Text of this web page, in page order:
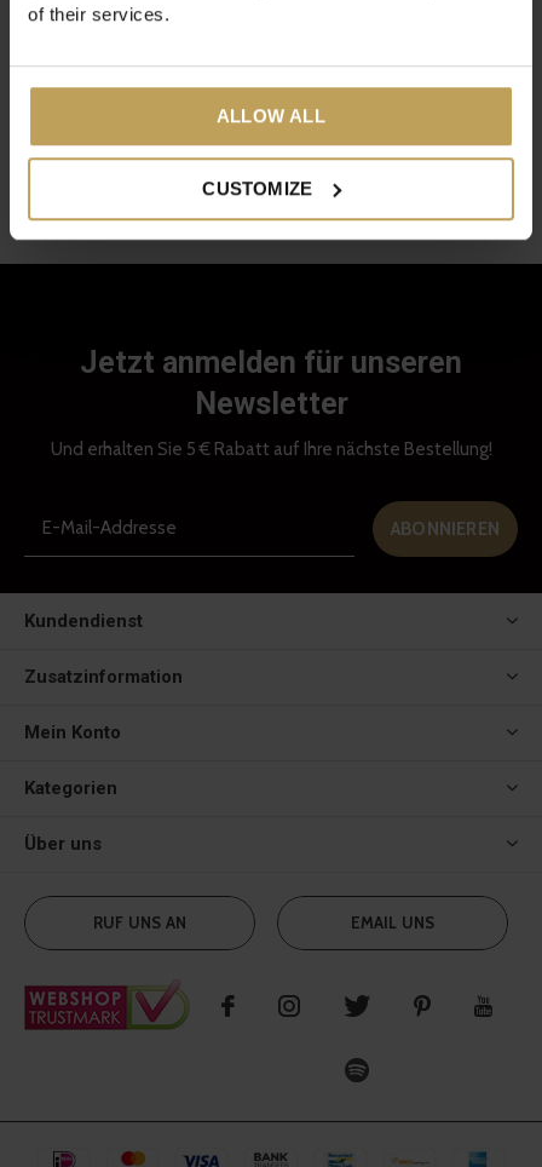
of their services.
ALLOW ALL
CUSTOMIZE
The Best Sleep Tea
Für Ruhe, Entspannung und
einen erholsamen Schlaf
5 von 5 Produkten gesehen
Jetzt anmelden für unseren
Newsletter
Und erhalten Sie 5 € Rabatt auf Ihre nächste Bestellung!
ABONNIEREN
Kundendienst
Zusatzinformation
Mein Konto
Kategorien
Über uns
RUF UNS AN EMAIL UNS